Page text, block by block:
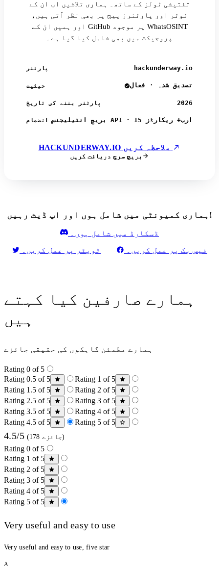
تفتیشی ٹولز کے ساتھ۔ ہماری تلاشیں اب ان کے
فوٹر اور پارٹنرز پیج پر بھی نظر آتی ہیں،
اور ہمیں ان کے GitHub پر موجود WhatsOSINT
پروجیکٹ میں بھی شامل کیا گیا ہے۔
پارٹنر hackunderway.io
حیثیت تصدیق شدہ · فعال
پارٹنر بننے کی تاریخ 2026
انضمام بریچ انٹیلیجنس API · 15 ارب+ ریکارڈز
بریچ سرچ دریافت کریں
ہماری کمیونٹی میں شامل ہوں اور اپ ڈیٹ رہیں!
ڈسکارڈ میں شامل ہوں۔
ٹویٹر پر عمل کریں۔
فیس بک پر عمل کریں۔
ہمارے صارفین کیا کہتے
ہیں
ہمارے مطمئن گاہکوں کی حقیقی جائزے
Rating 0 of 5
Rating 0.5 of 5
Rating 1 of 5
Rating 1.5 of 5
Rating 2 of 5
Rating 2.5 of 5
Rating 3 of 5
Rating 3.5 of 5
Rating 4 of 5
Rating 4.5 of 5
Rating 5 of 5
4.5/5 (178 جائزے)
Rating 0 of 5
Rating 1 of 5
Rating 2 of 5
Rating 3 of 5
Rating 4 of 5
Rating 5 of 5
Very useful and easy to use
Very useful and easy to use, five star
A